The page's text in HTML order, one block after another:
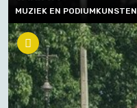
MUZIEK EN PODIUMKUNSTEN